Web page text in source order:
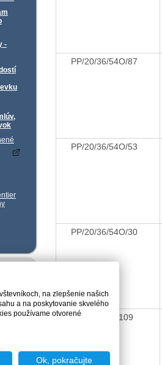
-
PP/20/36/54O/87
PP/20/36/54O/53
PP/20/36/54O/30
20/36/54O/109
na zlepšenie našich
a na poskytovanie skvelého
používame otvorené
Ok, pokračujte